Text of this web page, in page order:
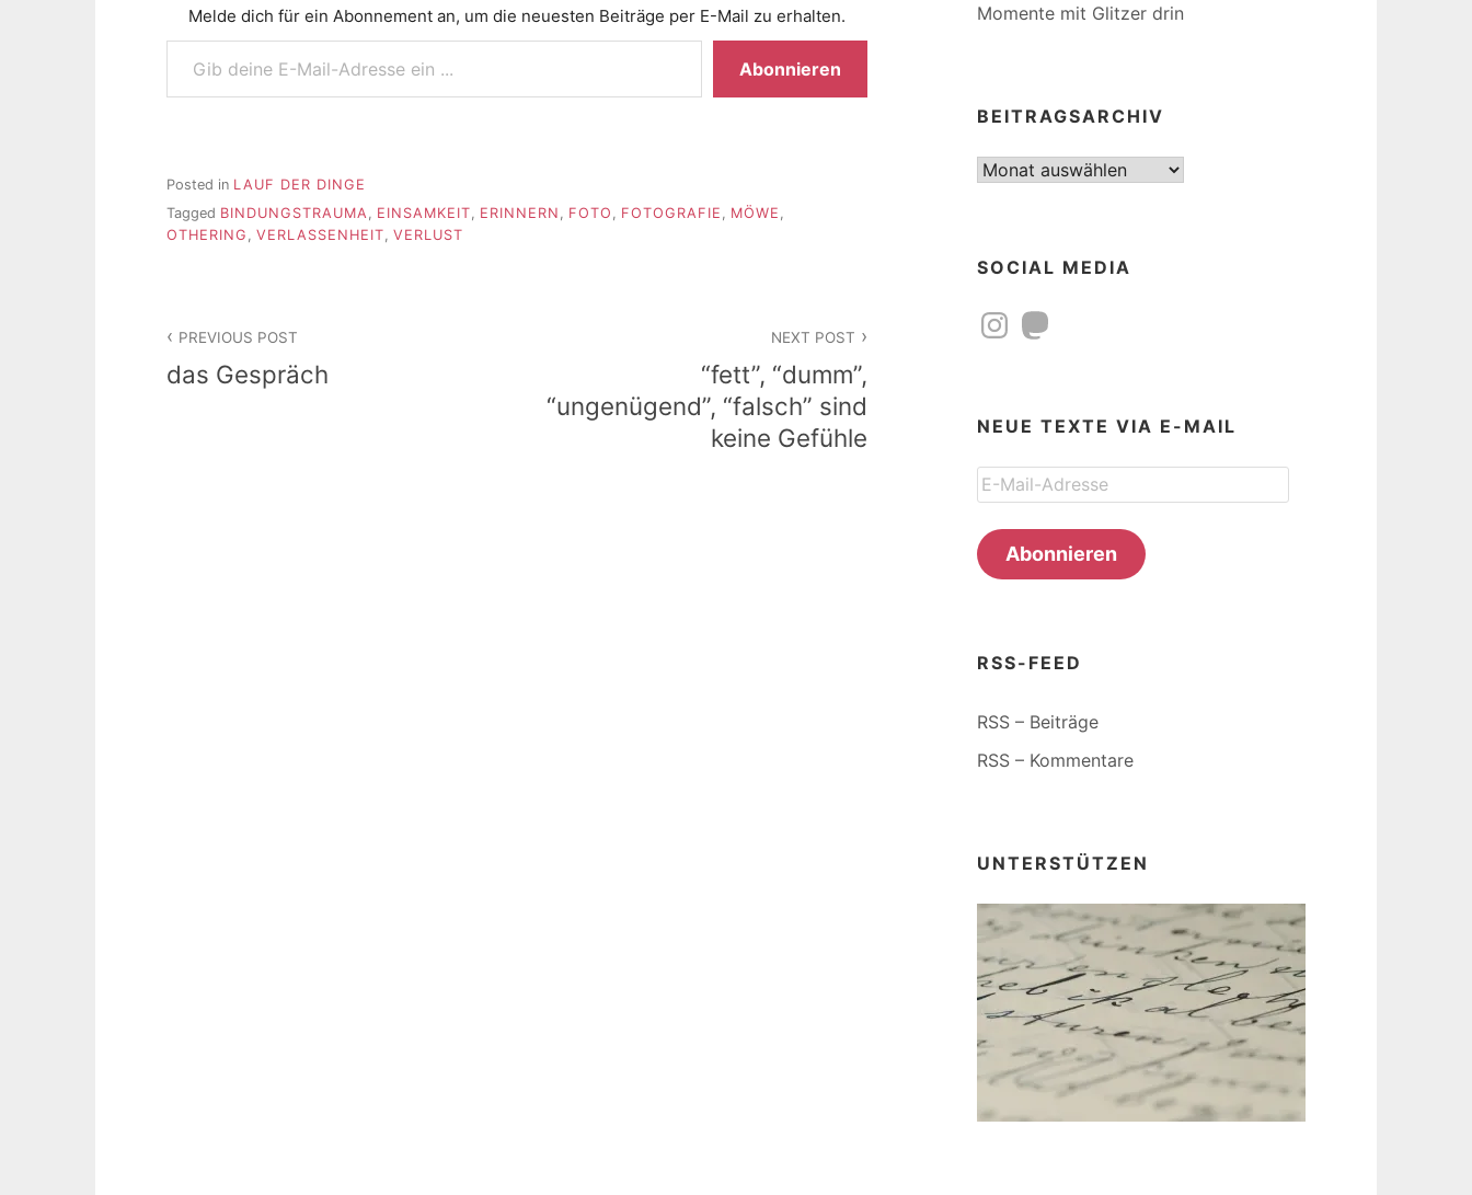
Melde dich für ein Abonnement an, um die neuesten Beiträge per E-Mail zu erhalten.
Gib deine E-Mail-Adresse ein ...
Abonnieren
Posted in LAUF DER DINGE
Tagged BINDUNGSTRAUMA, EINSAMKEIT, ERINNERN , FOTO , FOTOGRAFIE , MÖWE ,
OTHERING , VERLASSENHEIT, VERLUST
PREVIOUS POST
das Gespräch
NEXT POST
“fett”, “dumm”,
“ungenügend”, “falsch” sind
keine Gefühle
Momente mit Glitzer drin
BEITRAGSARCHIV
Beitragsarchiv
SOCIAL MEDIA
InstagramMastodon
NEUE TEXTE VIA E-MAIL
E-
Mail-
Adresse
Abonnieren
RSS-FEED
RSS – Beiträge
RSS – Kommentare
UNTERSTÜTZEN